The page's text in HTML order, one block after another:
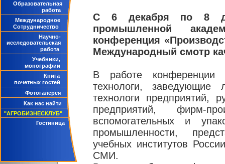
Образовательная
работа
Международное
Сотрудничество
Научно-
исследовательская
работа
Учебники,
монографии
Книга
почетных гостей
Фотогалерея
Как нас найти
"АГРОБИЗНЕСКЛУБ"
Гостиница
С 6 декабря по 8
промышленной
конференция
Международный смотр
В работе конференции
технологи, заведующие
технологи предприятий,
предприятий, фирм-
вспомогательных и
промышленности,
учебных институтов
СМИ.